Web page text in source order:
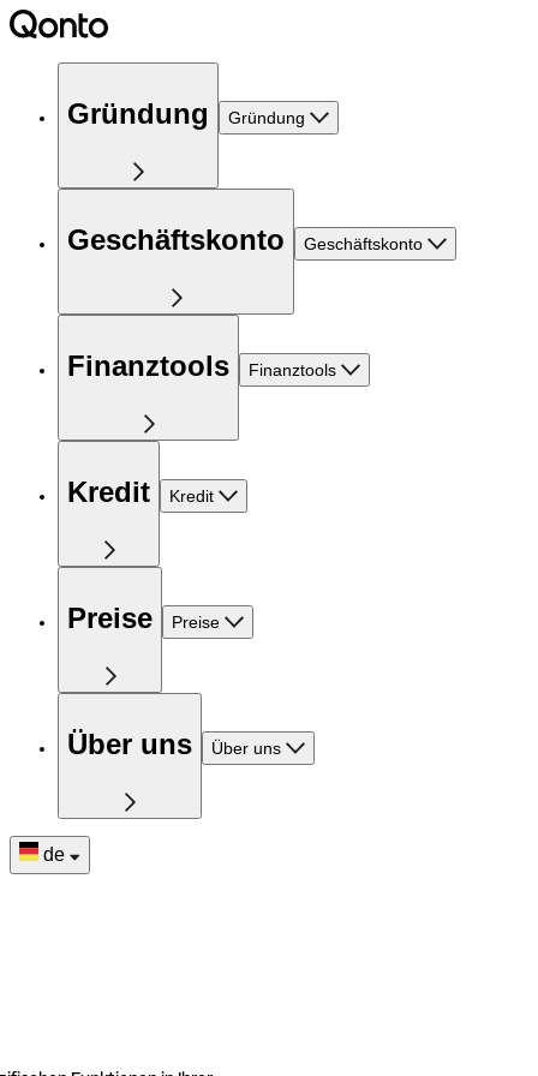
Gründung Gründung
Geschäftskonto Geschäftskonto
Finanztools Finanztools
Kredit Kredit
Preise Preise
Über uns Über uns
de